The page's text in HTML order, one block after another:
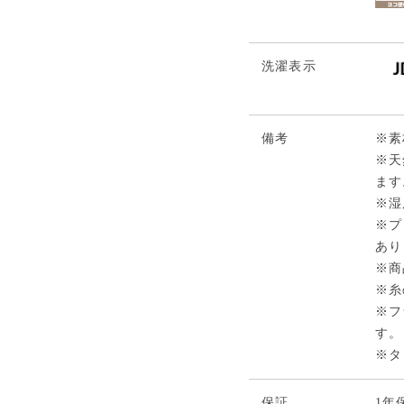
洗濯表示
備考
※素
※天
ま
※湿
※プ
あ
※商
※糸
※フ
す。
※タ